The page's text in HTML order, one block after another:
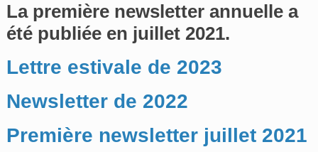
La première newsletter annuelle a
été publiée en juillet 2021.
Lettre estivale de 2023
Newsletter de 2022
Première newsletter juillet 2021